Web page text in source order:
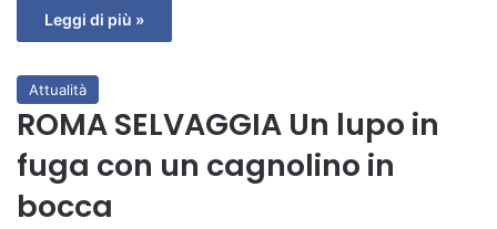
Leggi di più »
Attualità
ROMA SELVAGGIA Un lupo in
fuga con un cagnolino in
bocca